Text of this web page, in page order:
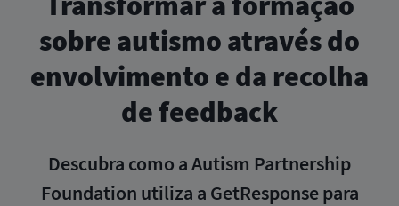
sobre autismo através do
envolvimento e da recolha
de feedback
Descubra como a Autism Partnership
Foundation utiliza a GetResponse para